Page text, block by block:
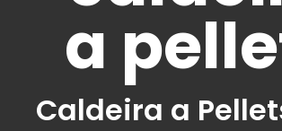
a
Caldeira a